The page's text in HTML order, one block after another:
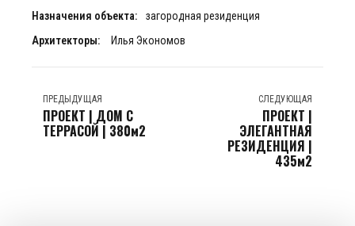
Назначения объекта:
загородная резиденция
Архитекторы:
Илья Экономов
ПРЕДЫДУЩАЯ
ПРОЕКТ | ДОМ С
ТЕРРАСОЙ | 380м2
СЛЕДУЮЩАЯ
ПРОЕКТ |
ЭЛЕГАНТНАЯ
РЕЗИДЕНЦИЯ |
435м2